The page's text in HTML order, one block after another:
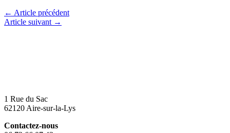
← Article précédent
Article suivant →
1 Rue du Sac
62120 Aire-sur-la-Lys
Contactez-nous